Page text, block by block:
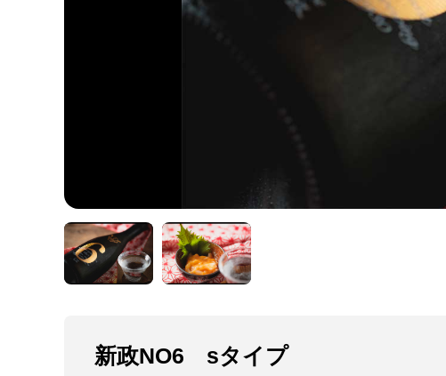
新政NO6 sタイプ